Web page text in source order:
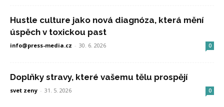
Hustle culture jako nová diagnóza, která mění
úspěch v toxickou past
info@press-media.cz - 30. 6. 2026 0
Doplňky stravy, které vašemu tělu prospějí
svet zeny - 31. 5. 2026 0